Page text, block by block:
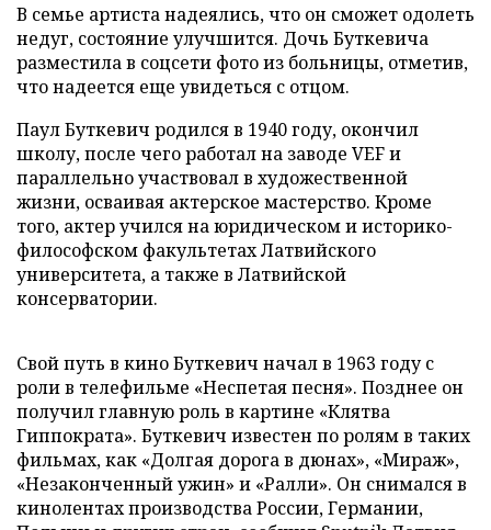
В семье артиста надеялись, что он сможет одолеть
недуг, состояние улучшится. Дочь Буткевича
разместила в соцсети фото из больницы, отметив,
что надеется еще увидеться с отцом.
Паул Буткевич родился в 1940 году, окончил
школу, после чего работал на заводе VEF и
параллельно участвовал в художественной
жизни, осваивая актерское мастерство. Кроме
того, актер учился на юридическом и историко-
философском факультетах Латвийского
университета, а также в Латвийской
консерватории.
Свой путь в кино Буткевич начал в 1963 году с
роли в телефильме «Неспетая песня». Позднее он
получил главную роль в картине «Клятва
Гиппократа». Буткевич известен по ролям в таких
фильмах, как «Долгая дорога в дюнах», «Мираж»,
«Незаконченный ужин» и «Ралли». Он снимался в
кинолентах производства России, Германии,